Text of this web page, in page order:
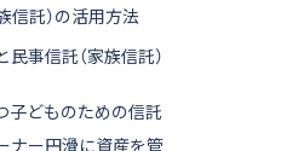
信託）の活用方法
事信託（家族信託）
子どものための信託
ナー円滑に資産を管